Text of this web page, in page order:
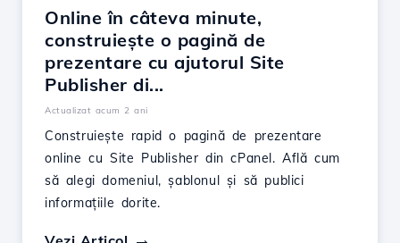
Online în câteva minute,
construiește o pagină de
prezentare cu ajutorul Site
Publisher di...
Actualizat acum 2 ani
Construiește rapid o pagină de prezentare
online cu Site Publisher din cPanel. Află cum
să alegi domeniul, șablonul și să publici
informațiile dorite.